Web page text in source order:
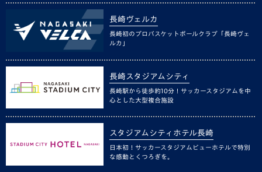
長崎ヴェルカ
長崎初のプロバスケットボールクラブ「長崎ヴェ
ルカ」
長崎スタジアムシティ
長崎駅から徒歩約10分！サッカースタジアムを中
心とした大型複合施設
スタジアムシティホテル長崎
日本初！サッカースタジアムビューホテルで特別
な感動とくつろぎを。